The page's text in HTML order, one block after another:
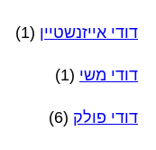
דודי אייזנשטיין (1)
דודי משי (1)
דודי פולק (6)